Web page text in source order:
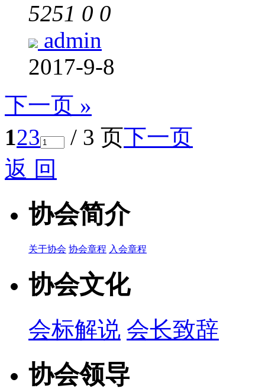
5251 0 0
admin
2017-9-8
下一页 »
123 / 3 页下一页
返 回
协会简介
关于协会 协会章程 入会章程
协会文化
会标解说 会长致辞
协会领导